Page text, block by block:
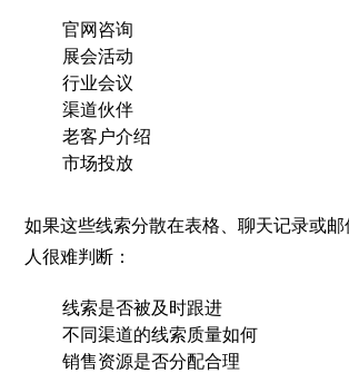
官网咨询
展会活动
行业会议
渠道伙伴
老客户介绍
市场投放
如果这些线索分散在表格、聊天记录或
人很难判断：
线索是否被及时跟进
不同渠道的线索质量如何
销售资源是否分配合理